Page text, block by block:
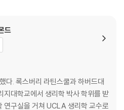
는가?
드
다. 록스버리 라틴스쿨과 하버드대
지대학교에서 생리학 박사 학위를 받
연구실을 거쳐 UCLA 생리학 교수로